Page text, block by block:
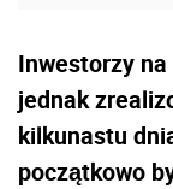
Inwestorzy
jednak
kilkunastu
początkowo